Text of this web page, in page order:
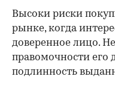
Высоки риски
рынке, когда
доверенное лицо.
правомочности его
подлинность